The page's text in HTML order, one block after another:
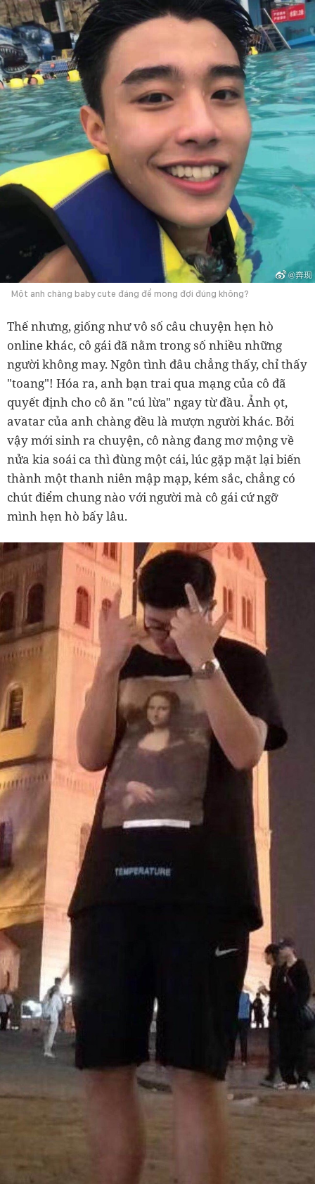
Một anh chàng baby cute đáng để mong đợi đúng không?
Thế nhưng, giống như vô số câu chuyện hẹn hò
online khác, cô gái đã nằm trong số nhiều những
người không may. Ngôn tình đâu chẳng thấy, chỉ thấy
"toang"! Hóa ra, anh bạn trai qua mạng của cô đã
quyết định cho cô ăn "cú lừa" ngay từ đầu. Ảnh ọt,
avatar của anh chàng đều là mượn người khác. Bởi
vậy mới sinh ra chuyện, cô nàng đang mơ mộng về
nửa kia soái ca thì đùng một cái, lúc gặp mặt lại biến
thành một thanh niên mập mạp, kém sắc, chẳng có
chút điểm chung nào với người mà cô gái cứ ngỡ
mình hẹn hò bấy lâu.